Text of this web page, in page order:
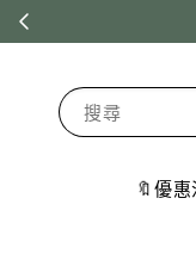
搜尋
🔖優惠